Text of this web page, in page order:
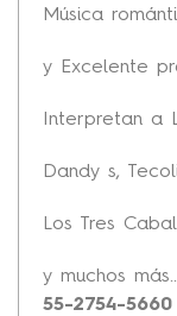
Música
y Excelente
Interpretan a
Dandy s,
Los Tres
y muchos
55-2754-